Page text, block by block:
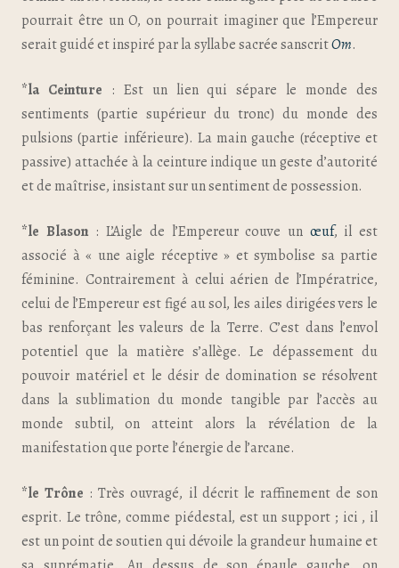
pourrait être un O, on pourrait imaginer que l’Empereur
serait guidé et inspiré par la syllabe sacrée sanscritOm.
*la Ceinture : Est un lien qui sépare le monde des
sentiments (partie supérieur du tronc) du monde des
pulsions (partie inférieure). La main gauche (réceptive et
passive) attachée à la ceinture indique un geste d’autorité
et de maîtrise, insistant sur un sentiment de possession.
*le Blason : L’Aigle de l’Empereur couve un œuf, il est
associé à « une aigle réceptive » et symbolise sa partie
féminine. Contrairement à celui aérien de l’Impératrice,
celui de l’Empereur est figé au sol, les ailes dirigées vers le
bas renforçant les valeurs de la Terre. C’est dans l’envol
potentiel que la matière s’allège. Le dépassement du
pouvoir matériel et le désir de domination se résolvent
dans la sublimation du monde tangible par l’accès au
monde subtil, on atteint alors la révélation de la
manifestation que porte l’énergie de l’arcane.
*le Trône : Très ouvragé, il décrit le raffinement de son
esprit. Le trône, comme piédestal, est un support ; ici , il
est un point de soutien qui dévoile la grandeur humaine et